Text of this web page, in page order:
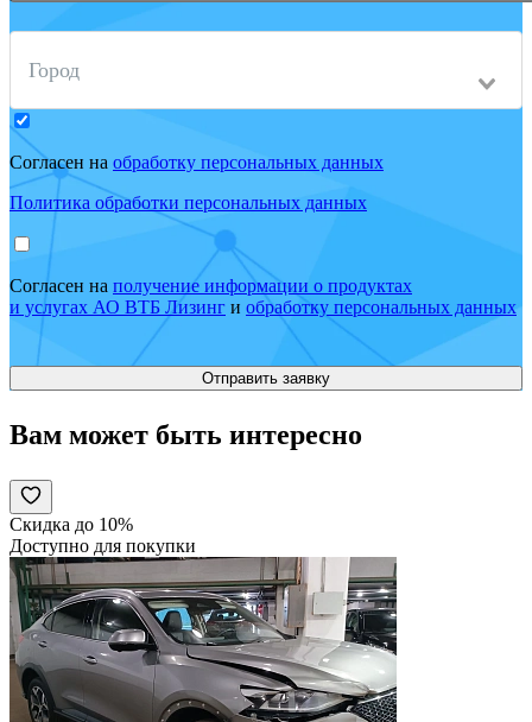
Город
Согласен на обработку персональных данных
Политика обработки персональных данных
Согласен на получение информации о продуктах
и услугах АО ВТБ Лизинг и обработку персональных данных
Вам может быть интересно
Скидка до 10%
Доступно для покупки